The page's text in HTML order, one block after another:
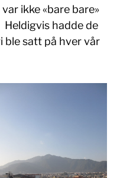
ikke «bare bare»
Heldigvis hadde de
ble satt på hver vår